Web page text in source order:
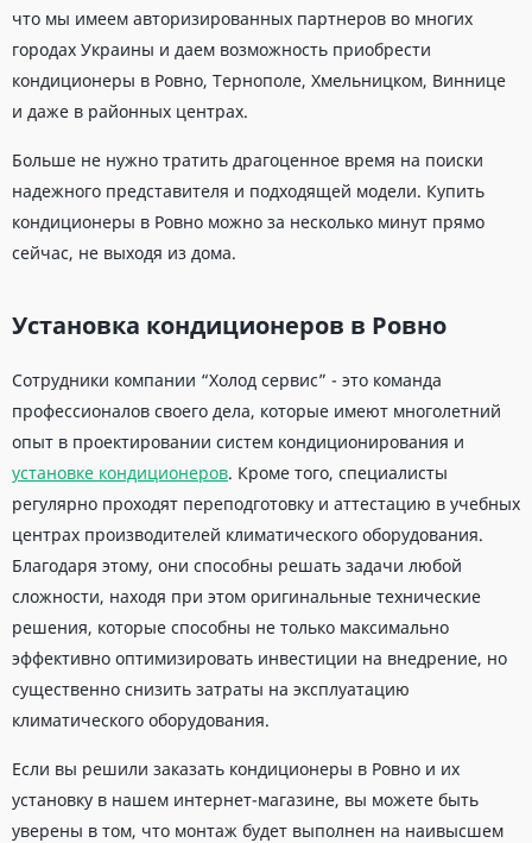
что мы имеем авторизированных партнеров во многих
городах Украины и даем возможность приобрести
кондиционеры в Ровно, Тернополе, Хмельницком, Виннице
и даже в районных центрах.
Больше не нужно тратить драгоценное время на поиски
надежного представителя и подходящей модели. Купить
кондиционеры в Ровно можно за несколько минут прямо
сейчас, не выходя из дома.
Установка кондиционеров в Ровно
Сотрудники компании “Холод сервис” - это команда
профессионалов своего дела, которые имеют многолетний
опыт в проектировании систем кондиционирования и
установке кондиционеров. Кроме того, специалисты
регулярно проходят переподготовку и аттестацию в учебных
центрах производителей климатического оборудования.
Благодаря этому, они способны решать задачи любой
сложности, находя при этом оригинальные технические
решения, которые способны не только максимально
эффективно оптимизировать инвестиции на внедрение, но
существенно снизить затраты на эксплуатацию
климатического оборудования.
Если вы решили заказать кондиционеры в Ровно и их
установку в нашем интернет-магазине, вы можете быть
уверены в том, что монтаж будет выполнен на наивысшем